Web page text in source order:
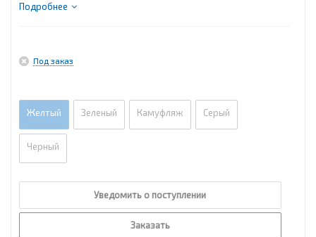
Подробнее
Под заказ
Желтый Зеленый Камуфляж Серый
Черный
Уведомить о поступлении
Заказать